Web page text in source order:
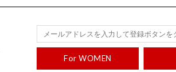
For WOMEN